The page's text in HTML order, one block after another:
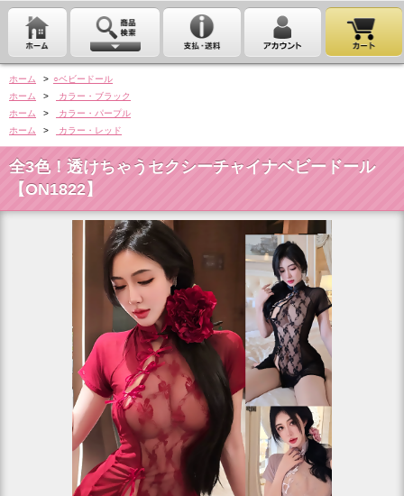
ホーム > ○ベビードール
ホーム
>
カラー・ブラック
ホーム
>
カラー・パープル
ホーム
> カラー・レッド
全3色！透けちゃうセクシーチャイナベビードール
【ON1822】